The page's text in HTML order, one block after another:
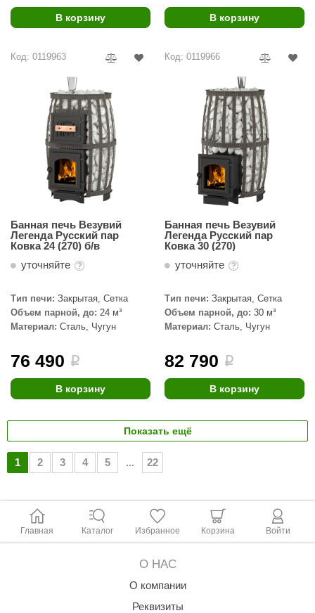
В корзину В корзину
Код: 0119963
Банная печь Везувий
Легенда Русский пар
Ковка 24 (270) б/в
уточняйте
Тип печи: Закрытая, Сетка
Объем парной, до: 24 м³
Материал: Сталь, Чугун
76 490 i
В корзину
Код: 0119966
Банная печь Везувий
Легенда Русский пар
Ковка 30 (270)
уточняйте
Тип печи: Закрытая, Сетка
Объем парной, до: 30 м³
Материал: Сталь, Чугун
82 790 i
В корзину
Показать ещё
1 2 3 4 5 ... 22
Главная Каталог Избранное Корзина Войти
О НАС
О компании
Реквизиты